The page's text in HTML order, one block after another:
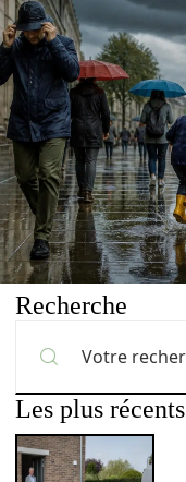
Recherche
Les plus récents